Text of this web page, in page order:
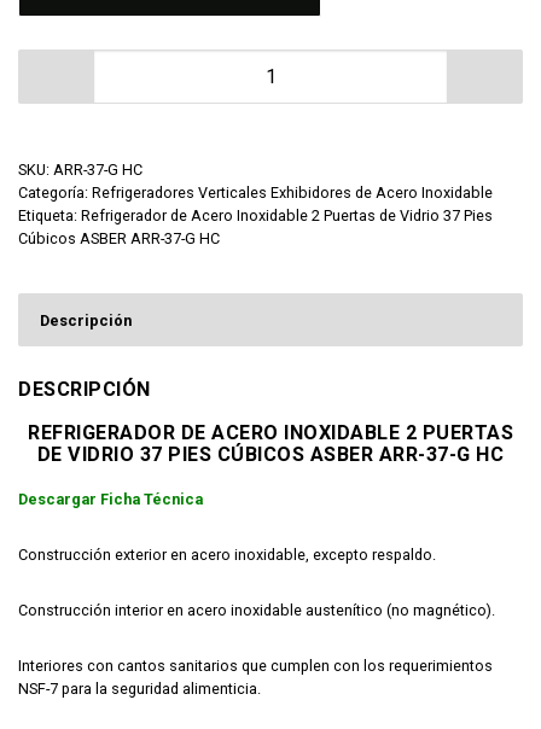
Refrigerador de Acero Inoxidable 2 Puertas de Vidrio
SKU: ARR-37-G HC
Categoría: Refrigeradores Verticales Exhibidores de Acero Inoxidable
Etiqueta: Refrigerador de Acero Inoxidable 2 Puertas de Vidrio 37 Pies
Cúbicos ASBER ARR-37-G HC
Descripción
DESCRIPCIÓN
REFRIGERADOR DE ACERO INOXIDABLE 2 PUERTAS
DE VIDRIO 37 PIES CÚBICOS ASBER ARR-37-G HC
Descargar Ficha Técnica
Construcción exterior en acero inoxidable, excepto respaldo.
Construcción interior en acero inoxidable austenítico (no magnético).
Interiores con cantos sanitarios que cumplen con los requerimientos
NSF-7 para la seguridad alimenticia.